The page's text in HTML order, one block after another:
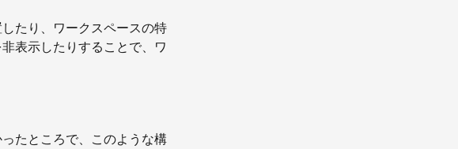
たり、ワークスペースの特
表示したりすることで、ワ
たところで、このような構